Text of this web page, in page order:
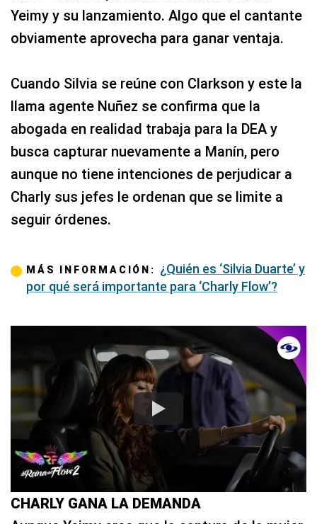
Yeimy y su lanzamiento. Algo que el cantante
obviamente aprovecha para ganar ventaja.
Cuando Silvia se reúne con Clarkson y este la
llama agente Nuñez se confirma que la
abogada en realidad trabaja para la DEA y
busca capturar nuevamente a Manín, pero
aunque no tiene intenciones de perjudicar a
Charly sus jefes le ordenan que se limite a
seguir órdenes.
MÁS INFORMACIÓN: ¿Quién es ‘Silvia Duarte’ y
por qué será importante para ‘Charly Flow’?
CHARLY GANA LA DEMANDA